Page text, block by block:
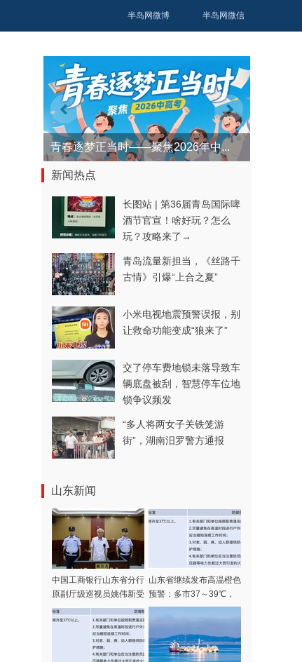
半岛网微博 半岛网微信
青春逐梦正当时——聚焦2026年中...
新闻热点
长图站 | 第36届青岛国际啤
酒节官宣！啥好玩？怎么
玩？攻略来了→
青岛流量新担当，《丝路千
古情》引爆“上合之夏”
小米电视地震预警误报，别
让救命功能变成“狼来了”
交了停车费地锁未落导致车
辆底盘被刮，智慧停车位地
锁争议频发
“多人将两女子关铁笼游
街”，湖南汨罗警方通报
山东新闻
中国工商银行山东省分行
原副厅级巡视员姚伟新受
贿案一审公开宣判
山东省继续发布高温橙色
预警：多市37～39℃，
局部可达40℃以上